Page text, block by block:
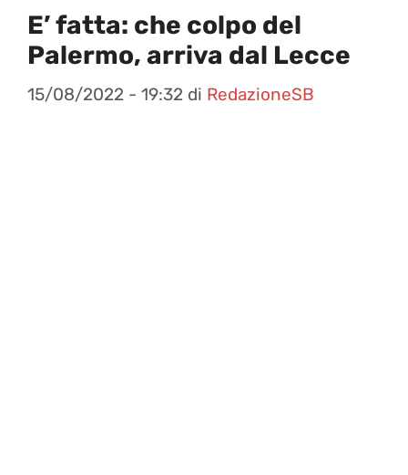
E’ fatta: che colpo del
Palermo, arriva dal Lecce
15/08/2022 - 19:32 di RedazioneSB